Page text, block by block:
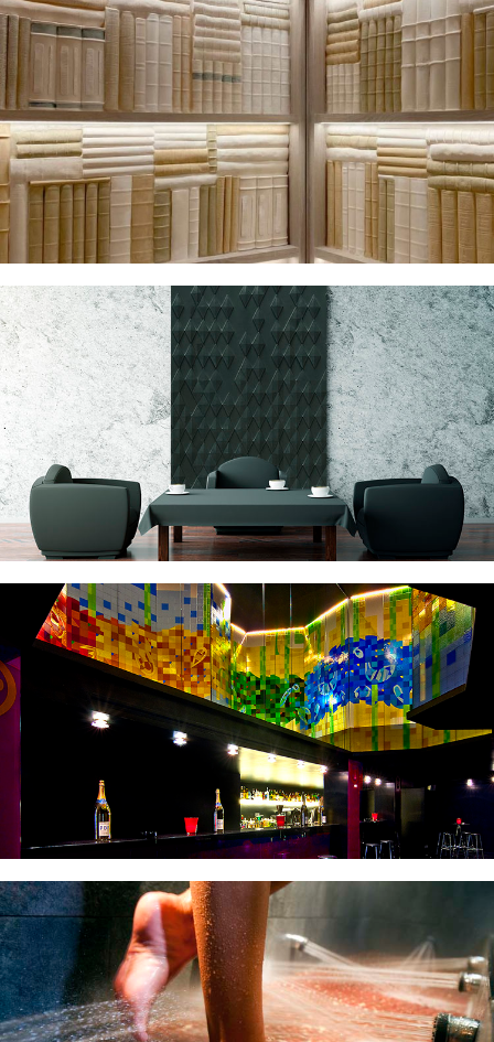
Lomos de libros antiguos: revestimiento de
Revestimientos decorativos de paredes y
puertas
Decoración de discotecas y bares
Pavimento artístico SPA Hotel Peralada